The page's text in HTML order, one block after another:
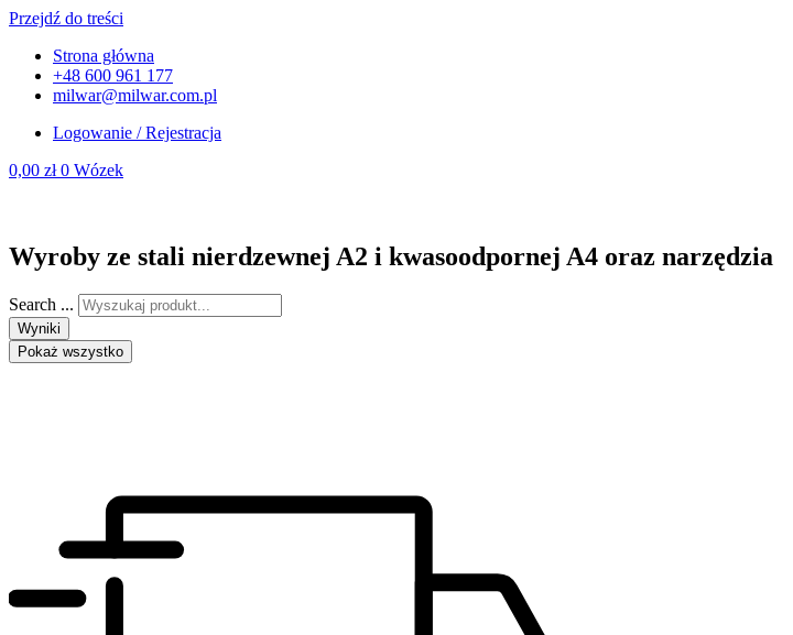
Przejdź do treści
Strona główna
+48 600 961 177
milwar@milwar.com.pl
Logowanie / Rejestracja
0,00 zł 0 Wózek
Wyroby ze stali nierdzewnej A2 i kwasoodpornej A4 oraz narzędzia
Search ...
Wyniki
Pokaż wszystko